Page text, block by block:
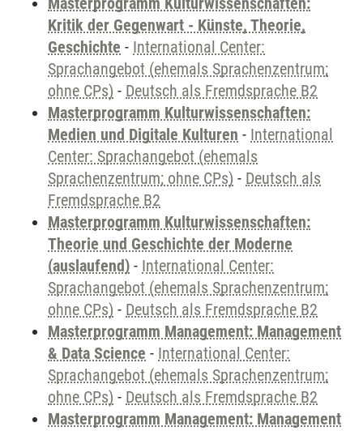
Kritik der Gegenwart - Künste, Theorie,
Geschichte - International Center:
Sprachangebot (ehemals Sprachenzentrum;
ohne CPs) - Deutsch als Fremdsprache B2
Masterprogramm Kulturwissenschaften:
Medien und Digitale Kulturen - International
Center: Sprachangebot (ehemals
Sprachenzentrum; ohne CPs) - Deutsch als
Fremdsprache B2
Masterprogramm Kulturwissenschaften:
Theorie und Geschichte der Moderne
(auslaufend) - International Center:
Sprachangebot (ehemals Sprachenzentrum;
ohne CPs) - Deutsch als Fremdsprache B2
Masterprogramm Management: Management
& Data Science - International Center:
Sprachangebot (ehemals Sprachenzentrum;
ohne CPs) - Deutsch als Fremdsprache B2
Masterprogramm Management: Management